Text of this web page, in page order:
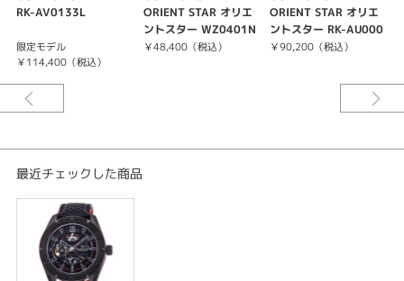
ORIENT STAR
デザイン、部品、製造、それらすべての点で”輝ける星”と呼ばれる機械式時
そんな職人たちの願いが「オリエントスター」の名には込められています。
RK-AV0133L
限定モデル
￥114,400（税込）
ORIENT STAR オリエ
ントスター WZ0401N
R
￥48,400（税込）
ORIENT STAR オリエ
ントスター RK-AU000
2S
￥90,200（税込）
最近チェックした商品